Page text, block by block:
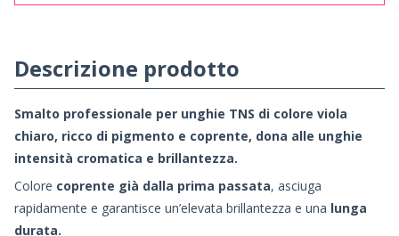
Descrizione prodotto
Smalto professionale per unghie TNS di colore viola
chiaro, ricco di pigmento e coprente, dona alle unghie
intensità cromatica e brillantezza.
Colore coprente già dalla prima passata, asciuga
rapidamente e garantisce un’elevata brillantezza e una lunga
durata.